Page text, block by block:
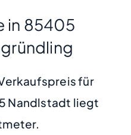
in 85405
für
Nandlstadt liegt